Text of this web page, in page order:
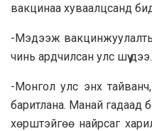
вакцинаа хуваалцсанд
-Мэдээж вакцинжуулалтыг
чинь ардчилсан улс шүү дээ.
-Монгол улс энх
баритлана. Манай гадаад
хөрштэйгөө найрсаг